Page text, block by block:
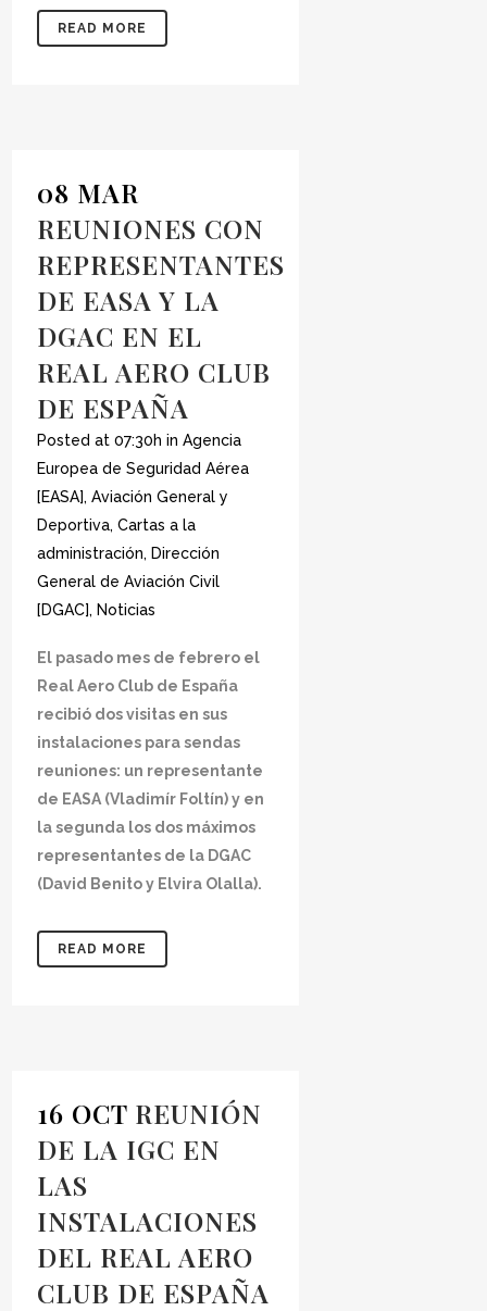
READ MORE
08 MAR
REUNIONES CON
REPRESENTANTES
DE EASA Y LA
DGAC EN EL
REAL AERO CLUB
DE ESPAÑA
Posted at 07:30h inAgencia
Europea de Seguridad Aérea
[EASA],Aviación General y
Deportiva,Cartas a la
administración, Dirección
General de Aviación Civil
[DGAC], Noticias
El pasado mes de febrero el
Real Aero Club de España
recibió dos visitas en sus
instalaciones para sendas
reuniones: un representante
de EASA (Vladimír Foltín) y en
la segunda los dos máximos
representantes de la DGAC
(David Benito y Elvira Olalla).
READ MORE
16 OCT REUNIÓN
DE LA IGC EN
LAS
INSTALACIONES
DEL REAL AERO
CLUB DE ESPAÑA